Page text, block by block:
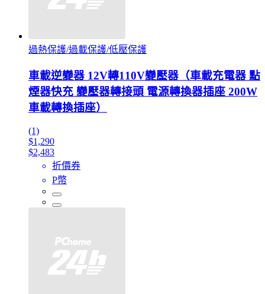
過熱保護/過載保護/低壓保護
車載逆變器 12V轉110V變壓器（車載充電器 點
煙器快充 變壓器轉接頭 電源轉換器插座 200W
車載轉換插座）
(1)
$1,290
$2,483
折價券
P幣